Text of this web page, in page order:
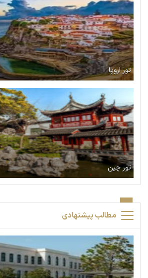
تور اروپا
تور چین
مطالب پیشنهادی